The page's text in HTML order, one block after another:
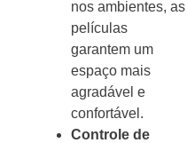
nos ambientes, as
películas
garantem um
espaço mais
agradável e
confortável.
Controle de